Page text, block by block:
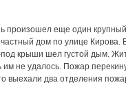
произошел еще один
дом по улице
крыши шел густой дым.
им не удалось. Пожар
выехали два отделения